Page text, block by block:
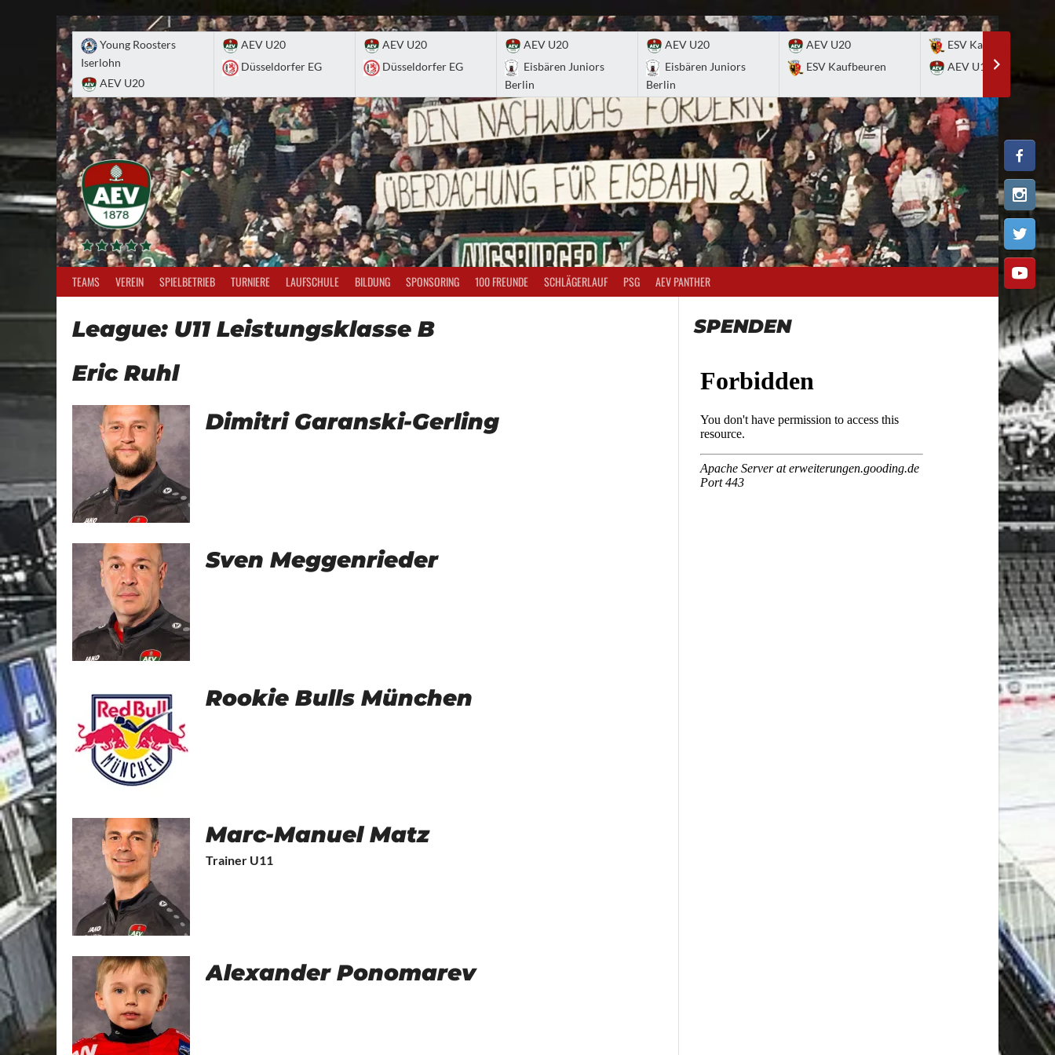
Young Roosters
Iserlohn
AEV U20
AEV U20
Düsseldorfer EG
AEV U20
Düsseldorfer EG
AEV U20
Eisbären Juniors
Berlin
AEV U20
Eisbären Juniors
Berlin
AEV U20
ESV Kaufbeuren
ESV Kaufbeuren
AEV U17
TEAMS VEREIN SPIELBETRIEB TURNIERE LAUFSCHULE BILDUNG SPONSORING 100 FREUNDE SCHLÄGERLAUF PSG AEV PANTHER
League: U11 Leistungsklasse B
Eric Ruhl
Dimitri Garanski-Gerling
Sven Meggenrieder
Rookie Bulls München
Marc-Manuel Matz
Trainer U11
Alexander Ponomarev
SPENDEN